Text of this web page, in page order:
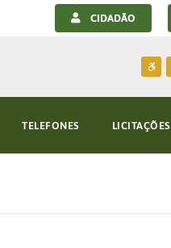
CIDADÃO
TELEFONES LICITAÇÕES